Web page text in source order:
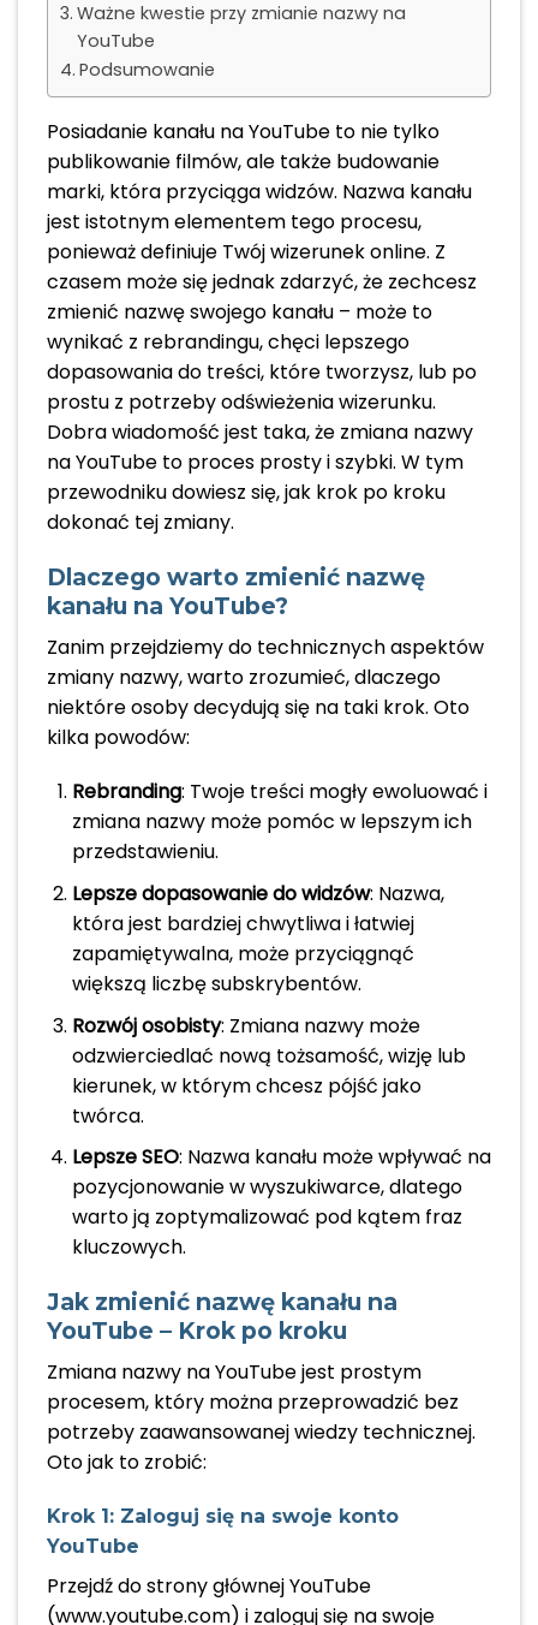
Ważne kwestie przy zmianie nazwy na
YouTube
Podsumowanie
Posiadanie kanału na YouTube to nie tylko
publikowanie filmów, ale także budowanie
marki, która przyciąga widzów. Nazwa kanału
jest istotnym elementem tego procesu,
ponieważ definiuje Twój wizerunek online. Z
czasem może się jednak zdarzyć, że zechcesz
zmienić nazwę swojego kanału – może to
wynikać z rebrandingu, chęci lepszego
dopasowania do treści, które tworzysz, lub po
prostu z potrzeby odświeżenia wizerunku.
Dobra wiadomość jest taka, że zmiana nazwy
na YouTube to proces prosty i szybki. W tym
przewodniku dowiesz się, jak krok po kroku
dokonać tej zmiany.
Dlaczego warto zmienić nazwę
kanału na YouTube?
Zanim przejdziemy do technicznych aspektów
zmiany nazwy, warto zrozumieć, dlaczego
niektóre osoby decydują się na taki krok. Oto
kilka powodów:
Rebranding: Twoje treści mogły ewoluować i
zmiana nazwy może pomóc w lepszym ich
przedstawieniu.
Lepsze dopasowanie do widzów: Nazwa,
która jest bardziej chwytliwa i łatwiej
zapamiętywalna, może przyciągnąć
większą liczbę subskrybentów.
Rozwój osobisty: Zmiana nazwy może
odzwierciedlać nową tożsamość, wizję lub
kierunek, w którym chcesz pójść jako
twórca.
Lepsze SEO: Nazwa kanału może wpływać na
pozycjonowanie w wyszukiwarce, dlatego
warto ją zoptymalizować pod kątem fraz
kluczowych.
Jak zmienić nazwę kanału na
YouTube – Krok po kroku
Zmiana nazwy na YouTube jest prostym
procesem, który można przeprowadzić bez
potrzeby zaawansowanej wiedzy technicznej.
Oto jak to zrobić:
Krok 1: Zaloguj się na swoje konto
YouTube
Przejdź do strony głównej YouTube
(www.youtube.com) i zaloguj się na swoje